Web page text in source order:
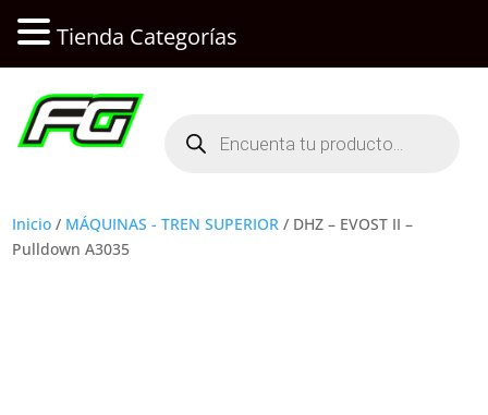
productos
Inicio / MÁQUINAS - TREN SUPERIOR / DHZ – EVOST II –
Pulldown A3035
Tienda Categorías